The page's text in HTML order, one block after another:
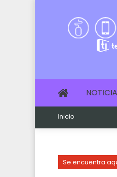
Inicio
Se encuentra